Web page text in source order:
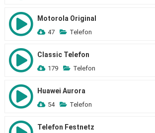
Motorola Original
47 Telefon
Classic Telefon
179 Telefon
Huawei Aurora
54 Telefon
Telefon Festnetz